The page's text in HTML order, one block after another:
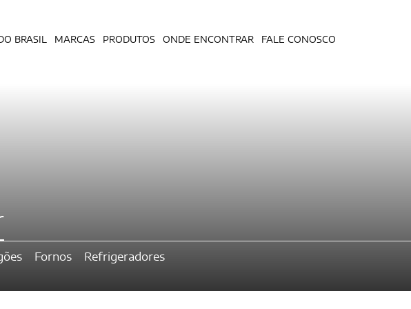
BRASIL MARCAS PRODUTOS ONDE ENCONTRAR FALE CONOSCO
Fornos Refrigeradores